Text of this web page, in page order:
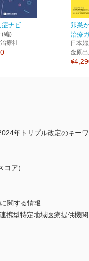
症ナビ
(編)
療社
卵巣
治療
日本
金原出
年トリプル改定のキー
ア）
関する情報
携型特定地域医療提供機関